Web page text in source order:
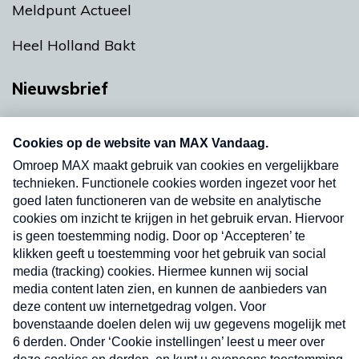
Meldpunt Actueel
Heel Holland Bakt
Nieuwsbrief
nieuwsbrief. Elke vrijdag- en dinsdagochtend in
uw mailbox.
Verzend
Nieuwsbrief